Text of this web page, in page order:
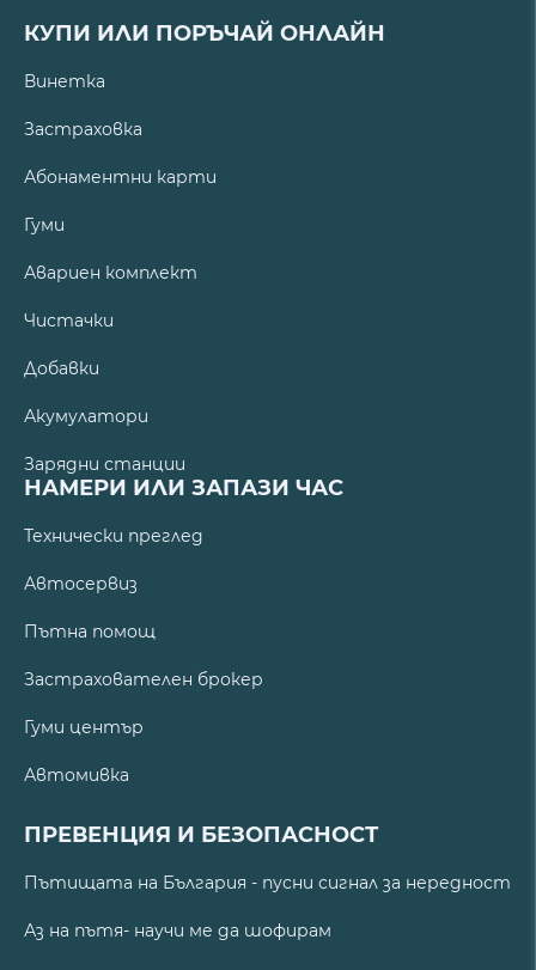
КУПИ ИЛИ ПОРЪЧАЙ ОНЛАЙН
Винетка
Застраховка
Абонаментни карти
Гуми
Авариен комплект
Чистачки
Добавки
Акумулатори
Зарядни станции
НАМЕРИ ИЛИ ЗАПАЗИ ЧАС
Технически преглед
Автосервиз
Пътна помощ
Застрахователен брокер
Гуми център
Автомивка
ПРЕВЕНЦИЯ И БЕЗОПАСНОСТ
Пътищата на България - пусни сигнал за нередност
Аз на пътя- научи ме да шофирам